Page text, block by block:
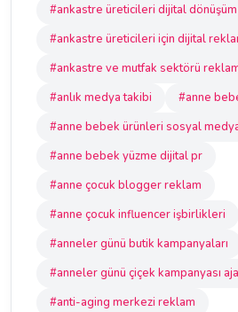
#ankastre üreticileri dijital dönüşüm
#ankastre üreticileri için dijital
#ankastre ve mutfak sektörü reklam
#anlık medya takibi
#anne
#anne bebek ürünleri sosyal
#anne bebek yüzme dijital pr
#anne çocuk blogger reklam
#anne çocuk influencer işbirlikleri
#anneler günü butik kampanyaları
#anneler günü çiçek kampanyası
#anti-aging merkezi reklam